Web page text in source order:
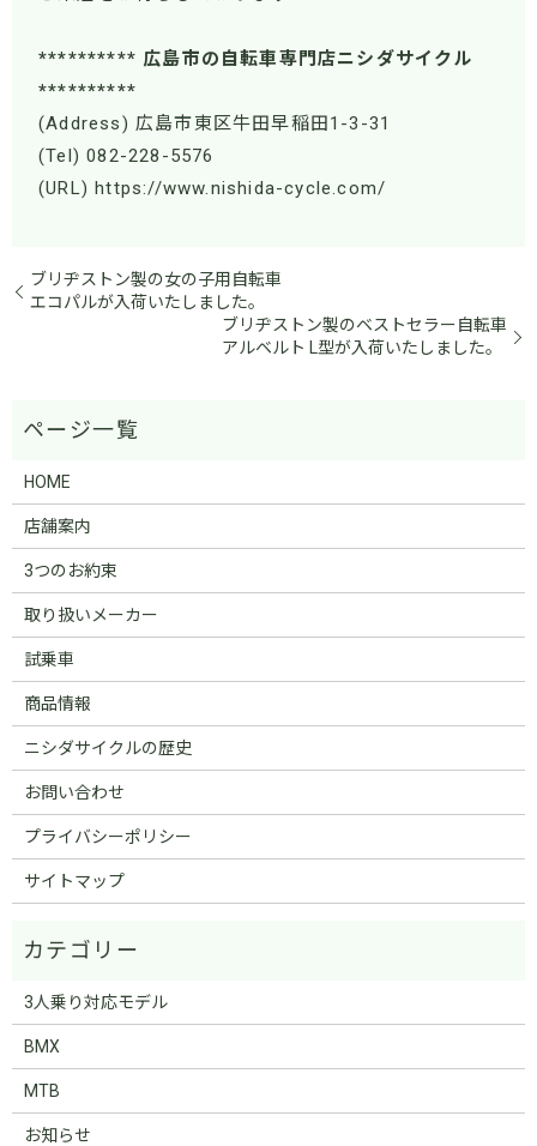
********** 広島市の自転車専門店ニシダサイクル
**********
(Address) 広島市東区牛田早稲田1-3-31
(Tel) 082-228-5576
(URL) https://www.nishida-cycle.com/
ブリヂストン製の女の子用自転車
エコパルが入荷いたしました。
ブリヂストン製のベストセラー自転車
アルベルト L型が入荷いたしました。
HOME
店舗案内
3つのお約束
取り扱いメーカー
試乗車
商品情報
ニシダサイクルの歴史
お問い合わせ
プライバシーポリシー
サイトマップ
3人乗り対応モデル
BMX
MTB
お知らせ